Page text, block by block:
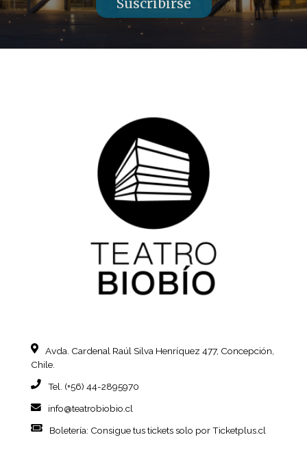
Avda. Cardenal Raúl Silva Henríquez 477, Concepción,
Chile.
Tel. (+56) 44-2895970
info@teatrobiobio.cl
Boletería: Consigue tus ticketssolo por Ticketplus.cl